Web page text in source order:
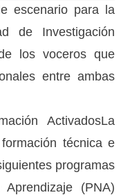
escenario para la
de Investigación
los voceros que
entre ambas
ActivadosLa
técnica e
programas
Aprendizaje (PNA)